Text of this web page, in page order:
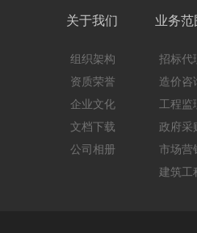
关于我们
组织架构
资质荣誉
企业文化
文档下载
公司相册
业务范
招标代
造价咨
工程监
政府采
市场营
建筑工